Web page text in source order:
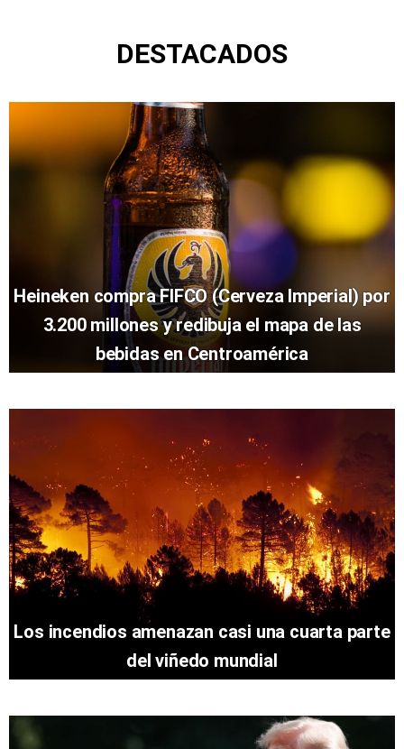
DESTACADOS
Heineken compra FIFCO (Cerveza Imperial) por
3.200 millones y redibuja el mapa de las
bebidas en Centroamérica
Los incendios amenazan casi una cuarta parte
del viñedo mundial